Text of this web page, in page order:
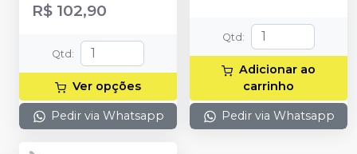
R$ 102,90
Qtd :
Ver opções
Pedir via Whatsapp
Qtd :
Adicionar ao
carrinho
Pedir via Whatsapp